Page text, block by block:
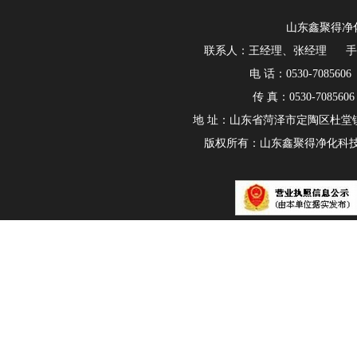
山东鑫聚得净
联系人：王经理、张经理 手
电 话：0530-
传 真：0530-
地 址：山东省菏泽市定陶区杜堂
版权所有：山东鑫聚得净化科